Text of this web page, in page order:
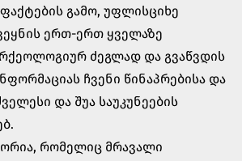
გამო, უფლისციხე
ერთ-ერთ ყველაზე
ძეგლად და გვაწვდის
ჩვენი წინაპრებისა და
და შუა საუკუნეების
რომელიც მრავალი